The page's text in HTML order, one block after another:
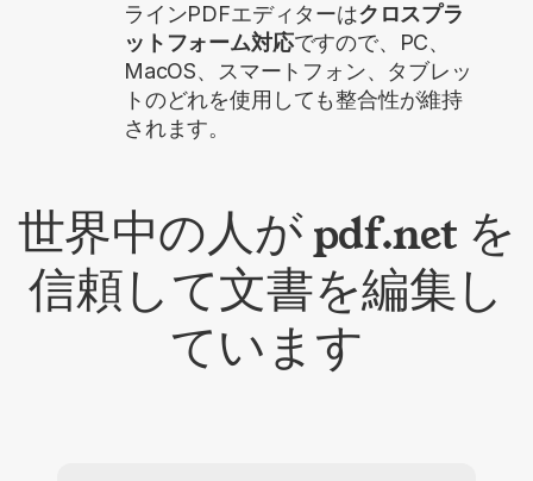
ラインPDFエディターはクロスプラ
ットフォーム対応ですので、PC、
MacOS、スマートフォン、タブレッ
トのどれを使用しても整合性が維持
されます。
世界中の人が pdf.net を
信頼して文書を編集し
ています